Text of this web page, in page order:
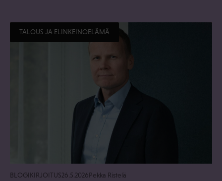
TALOUS JA ELINKEINOELÄMÄ
BLOGIKIRJOITUS26.5.2026Pekka Ristelä